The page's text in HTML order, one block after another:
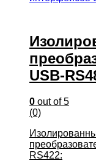
USB-
0 out of 5
(0)
RS422: